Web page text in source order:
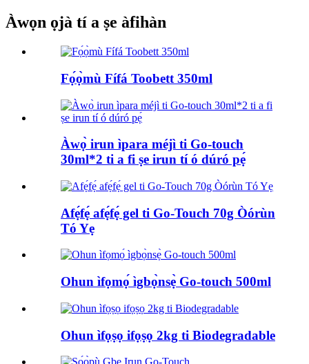
Àwọn ọjà tí a ṣe àfihàn
Fọ́ọ̀mù Fífá Toobett 350ml
Àwọ̀ irun ìpara méjì ti Go-touch
30ml*2 ti a fi ṣe irun tí ó dúró pẹ́
Afẹ́fẹ́ afẹ́fẹ́ gel ti Go-Touch 70g Òórùn
Tó Yẹ
Ohun ìfọmọ́ ìgbọ̀nsẹ̀ Go-touch 500ml
Ohun ìfọṣọ ifọṣọ 2kg ti Biodegradable